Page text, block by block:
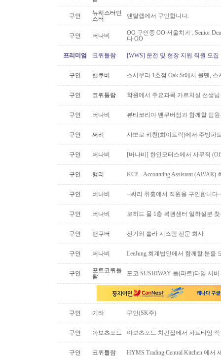
구인
뉴웨스터민
스터
덴탈랩에서 구인합니다.
구인 버나비
OO 구인중 OO 서울치과 : Senior
다 OO
프리미엄 코퀴틀람 [WWS] 운전 및 현장 지원 직원 모집
구인 밴쿠버 스시무라 1호점 Oak St에서 롤맨,
구인 코퀴틀람 학원에서 주요과목 가르치실 선생
구인 버나비 뷰티코리아 밴쿠버점과 함께할 팀
구인 써리 사뽀로 키친(화이트락)에서 주방파
구인 버나비 [버나비] 한인모터스에서 사무직
구인 랭리 KCP - Accounting Assistant (AP/
구인 버나비 --써리 취홍에서 직원을 구인합니다
구인 버나비 로히드 몰 1층 복권센터 일하실분
구인 밴쿠버 전기와 쏠라 시스템 전문 회사
구인 버나비 LeeJung 회계법인에서 함께할 분을
구인
포트코퀴틀
람
포코 SUSHIWAY 풀(파트)타임 서버
구인 기타 구인(SK주)
구인 아보츠포드 아보츠포드 치킨집에서 파트타임
구인 코퀴틀람 HYMS Trading Central Kitchen 에